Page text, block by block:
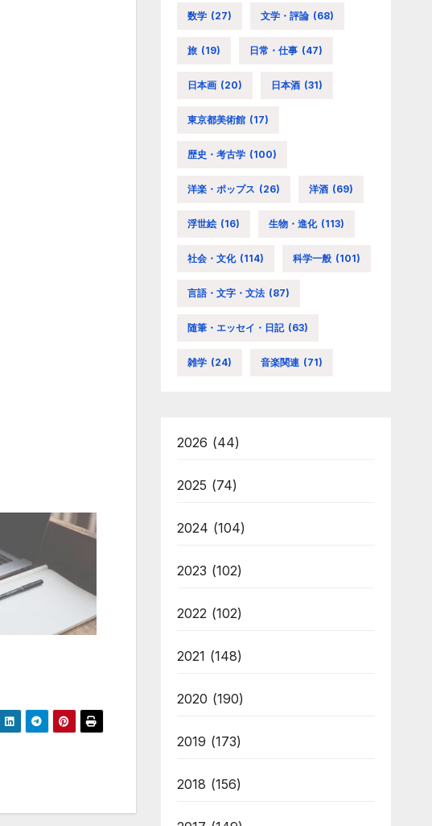
数学 (27) 文学・評論 (68)
旅 (19) 日常・仕事 (47)
日本画 (20) 日本酒 (31)
東京都美術館 (17)
歴史・考古学 (100)
洋楽・ポップス (26) 洋酒 (69)
浮世絵 (16) 生物・進化 (113)
社会・文化 (114) 科学一般 (101)
言語・文字・文法 (87)
随筆・エッセイ・日記 (63)
雑学 (24) 音楽関連 (71)
2026 (44)
2025 (74)
2024 (104)
2023 (102)
2022 (102)
2021 (148)
2020 (190)
2019 (173)
2018 (156)